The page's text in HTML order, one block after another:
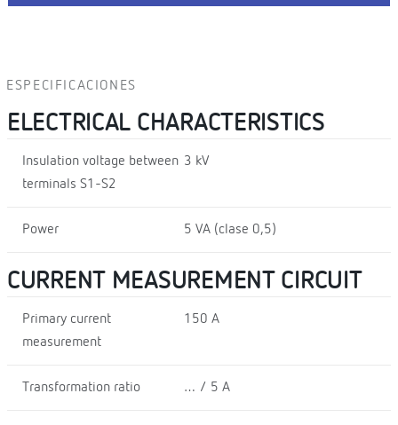
ESPECIFICACIONES
ELECTRICAL CHARACTERISTICS
Insulation voltage between
terminals S1-S2
3 kV
Power 5 VA (clase 0,5)
CURRENT MEASUREMENT CIRCUIT
Primary current
measurement
150 A
Transformation ratio … / 5 A